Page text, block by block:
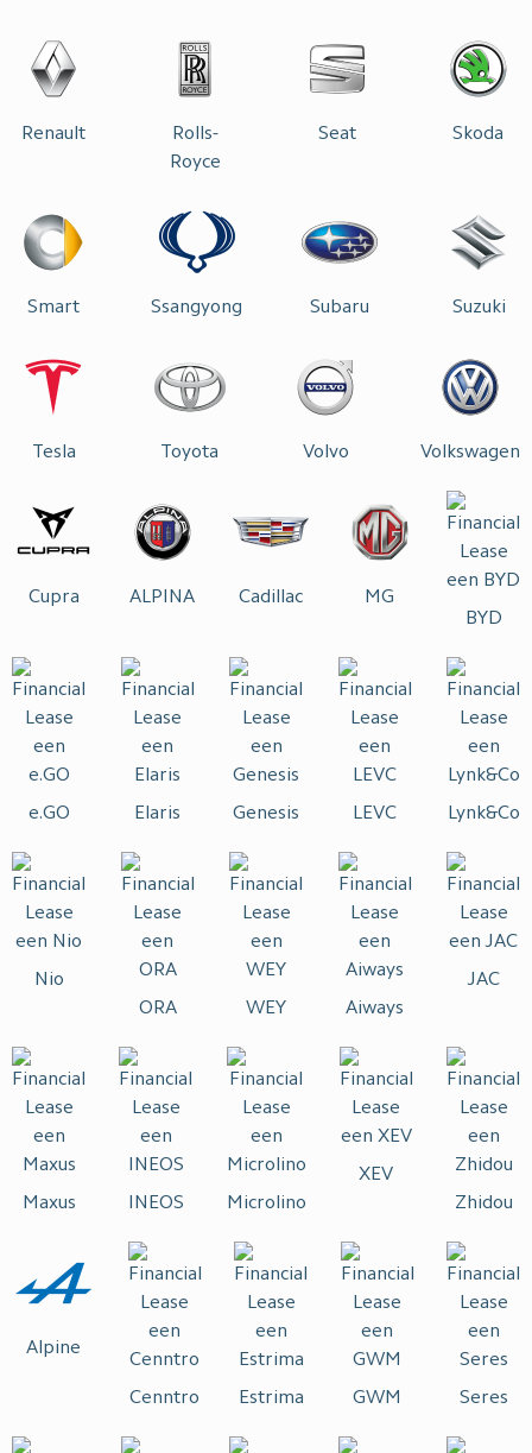
Renault
Rolls-
Royce
Seat Skoda
Smart Ssangyong Subaru Suzuki
Tesla Toyota Volvo Volkswagen
Cupra ALPINA Cadillac
MG
BYD
e.GO Elaris Genesis LEVC Lynk&Co
Nio
ORA
WEY Aiways
JAC
Maxus INEOS Microlino
XEV
Zhidou
Alpine
Cenntro Estrima GWM Seres